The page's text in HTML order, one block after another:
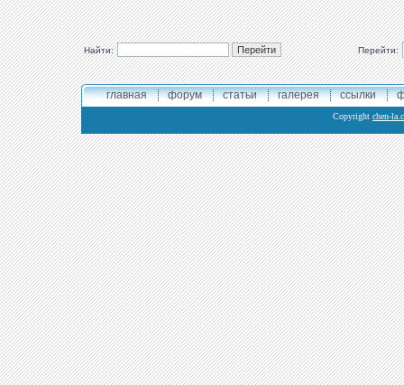
Найти: Перейти:
главная форум статьи галерея ссылки
Copyright chen-